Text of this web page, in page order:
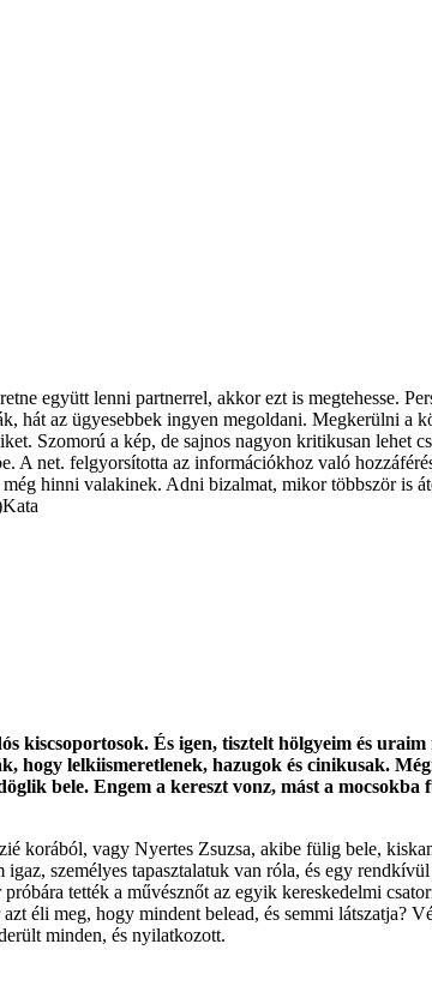
együtt lenni partnerrel, akkor ezt is megtehesse.
hát az ügyesebbek ingyen megoldani. Megkerülni a
Szomorú a kép, de sajnos nagyon kritikusan lehet
A net. felgyorsította az információkhoz való
még hinni valakinek. Adni bizalmat, mikor többször is
És igen, tisztelt hölgyeim és uraim
hogy lelkiismeretlenek, hazugok és cinikusak.
bele. Engem a kereszt vonz, mást a mocsokba
korából, vagy Nyertes Zsuzsa, akibe fülig bele,
személyes tapasztalatuk van róla, és egy
tették a művésznőt az egyik kereskedelmi
éli meg, hogy mindent belead, és semmi látszatja?
minden, és nyilatkozott.